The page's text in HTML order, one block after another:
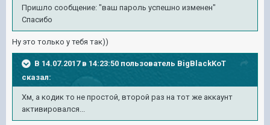
Пришло сообщение: "ваш пароль успешно изменен"
Спасибо
Ну это только у тебя так))
В 14.07.2017 в 14:23:50 пользователь BigBlackKoT
сказал:
Хм, а кодик то не простой, второй раз на тот же аккаунт
активировался...